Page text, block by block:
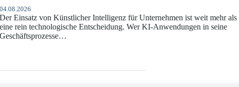
07.07.2026
Die europäische Digitalregulierung hat in den vergangenen Jahren eine
enorme Komplexität erreicht, die insbesondere Unternehmen der Finanz-
und Versicherungswirtschaft vor…